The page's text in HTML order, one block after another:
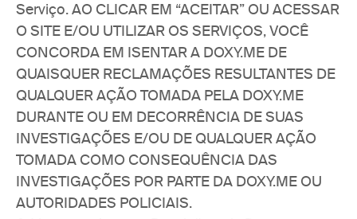
Serviço. AO CLICAR EM “ACEITAR” OU ACESSAR
O SITE E/OU UTILIZAR OS SERVIÇOS, VOCÊ
CONCORDA EM ISENTAR A DOXY.ME DE
QUAISQUER RECLAMAÇÕES RESULTANTES DE
QUALQUER AÇÃO TOMADA PELA DOXY.ME
DURANTE OU EM DECORRÊNCIA DE SUAS
INVESTIGAÇÕES E/OU DE QUALQUER AÇÃO
TOMADA COMO CONSEQUÊNCIA DAS
INVESTIGAÇÕES POR PARTE DA DOXY.ME OU
AUTORIDADES POLICIAIS.